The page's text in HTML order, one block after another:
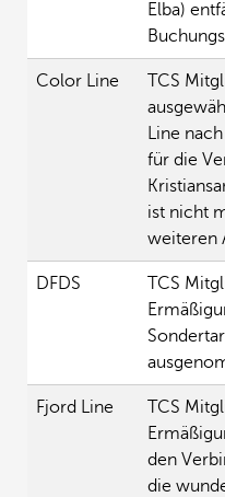
Elba)
Color Line
TCS
Line
für die
ist nicht
weiteren
DFDS
TCS
Fjord Line
TCS
den
die